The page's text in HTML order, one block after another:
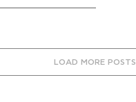
LOAD MORE POSTS